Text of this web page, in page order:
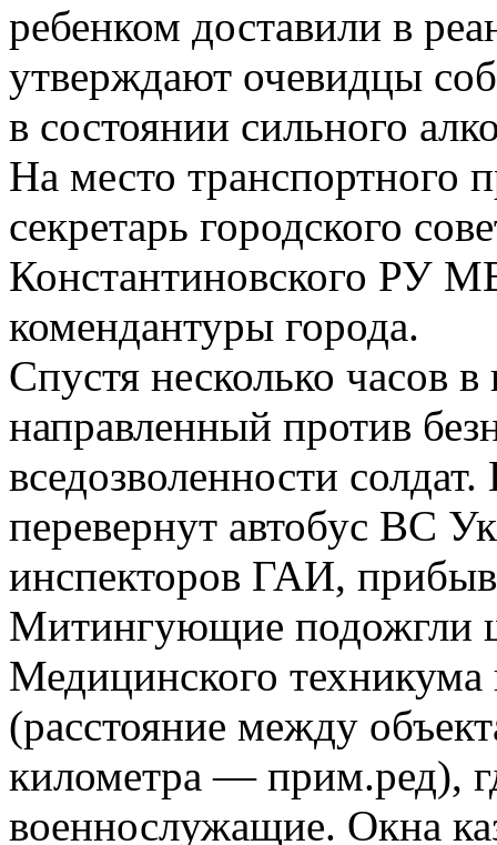
ребенком доставили в
утверждают очевидцы
в состоянии сильного
На место транспортного
секретарь городского
Константиновского РУ
комендантуры города.
Спустя несколько часов в
направленный против
вседозволенности
перевернут автобус ВС
инспекторов ГАИ,
Митингующие подожгли
Медицинского
(расстояние между
километра — прим.ред),
военнослужащие. Окна